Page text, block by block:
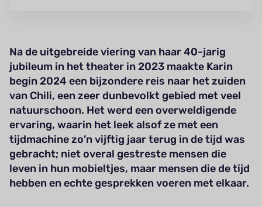
Na de uitgebreide viering van haar 40-jarig
jubileum in het theater in 2023 maakte Karin
begin 2024 een bijzondere reis naar het zuiden
van Chili, een zeer dunbevolkt gebied met veel
natuurschoon. Het werd een overweldigende
ervaring, waarin het leek alsof ze met een
tijdmachine zo’n vijftig jaar terug in de tijd was
gebracht; niet overal gestreste mensen die
leven in hun mobieltjes, maar mensen die de tijd
hebben en echte gesprekken voeren met elkaar.